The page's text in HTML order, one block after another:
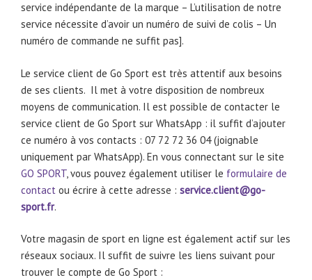
service indépendante de la marque – L’utilisation de notre
service nécessite d’avoir un numéro de suivi de colis – Un
numéro de commande ne suffit pas].
Le service client de Go Sport est très attentif aux besoins
de ses clients. Il met à votre disposition de nombreux
moyens de communication. Il est possible de contacter le
service client de Go Sport sur WhatsApp : il suffit d’ajouter
ce numéro à vos contacts : 07 72 72 36 04 (joignable
uniquement par WhatsApp). En vous connectant sur le site
GO SPORT, vous pouvez également utiliser le formulaire de
contact ou écrire à cette adresse : service.client@go-
sport.fr.
Votre magasin de sport en ligne est également actif sur les
réseaux sociaux. Il suffit de suivre les liens suivant pour
trouver le compte de Go Sport :